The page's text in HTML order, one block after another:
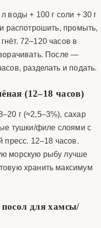
воды + 100 г соли + 30 г
распотрошить, промыть,
72–120 часов в
После —
разделать и подать.
(12–18 часов)
г (≈2,5–3%), сахар
тушки/филе слоями с
пресс. 12–18 часов.
морскую рыбу лучше
хранить максимум
для хамсы/